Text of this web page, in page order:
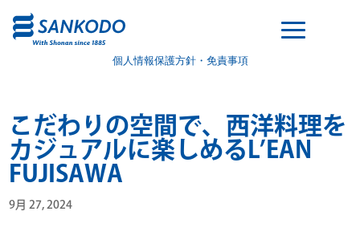
個人情報保護方針・免責事項
こだわりの空間で、西洋料理を
カジュアルに楽しめるL’EAN
FUJISAWA
9月 27, 2024